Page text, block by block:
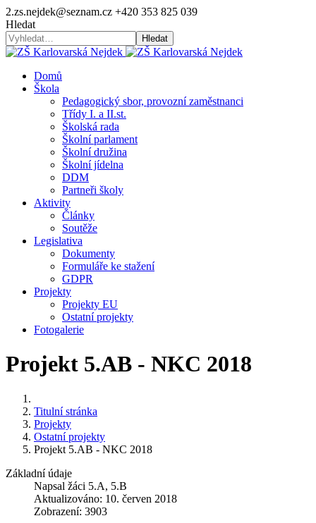
2.zs.nejdek@seznam.cz +420 353 825 039
Hledat
Hledat
Domů
Škola
Pedagogický sbor, provozní zaměstnanci
Třídy I. a II.st.
Školská rada
Školní parlament
Školní družina
Školní jídelna
DDM
Partneři školy
Aktivity
Články
Soutěže
Legislativa
Dokumenty
Formuláře ke stažení
GDPR
Projekty
Projekty EU
Ostatní projekty
Fotogalerie
Projekt 5.AB - NKC 2018
Titulní stránka
Projekty
Ostatní projekty
Projekt 5.AB - NKC 2018
Základní údaje
Napsal žáci 5.A, 5.B
Aktualizováno: 10. červen 2018
Zobrazení: 3903